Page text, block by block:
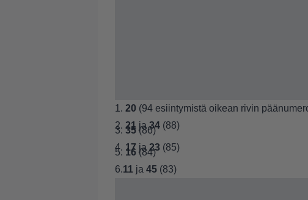
1. 20 (94 esiintymistä oikean rivin
2. 21 ja34 (88)
3. 35(86)
4. 17 ja 23 (85)
5. 16(84)
6.11 ja 45 (83)